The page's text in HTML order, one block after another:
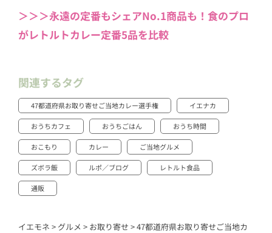
＞＞＞永遠の定番もシェアNo.1商品も！食のプロ
がレトルトカレー定番5品を比較
関連するタグ
47都道府県お取り寄せご当地カレー選手権 イエナカ
おうちカフェ おうちごはん おうち時間
おこもり カレー ご当地グルメ
ズボラ飯 ルポ／ブログ レトルト食品
通販
イエモネ > グルメ > お取り寄せ >47都道府県お取り寄せご当地カ